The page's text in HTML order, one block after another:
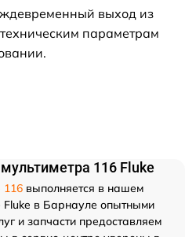
выход из
параметрам
116 Fluke
116 выполняется в нашем
в Барнауле опытными
и запчасти предоставляем